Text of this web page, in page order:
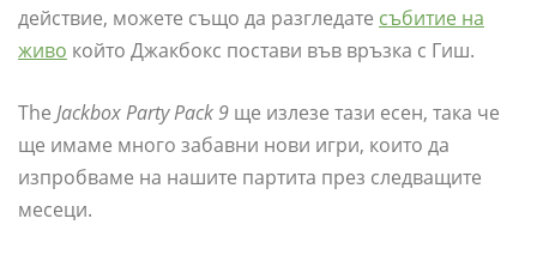
действие, можете също да разгледате събитие на
живо който Джакбокс постави във връзка с Гиш.
The Jackbox Party Pack 9 ще излезе тази есен, така че
ще имаме много забавни нови игри, които да
изпробваме на нашите партита през следващите
месеци.